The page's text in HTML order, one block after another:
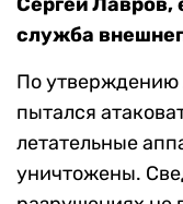
служба
По утверждению
пытался
летательные
уничтожены.